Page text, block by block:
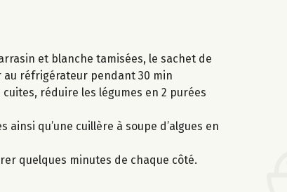
et blanche tamisées, le sachet de
au réfrigérateur pendant 30 min
réduire les légumes en 2 purées
qu’une cuillère à soupe d’algues en
quelques minutes de chaque côté.